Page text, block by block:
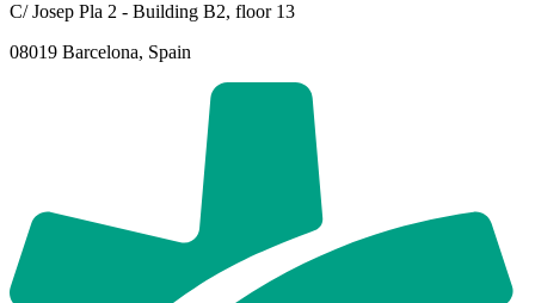
C/ Josep Pla 2 - Building B2, floor 13
08019 Barcelona, Spain